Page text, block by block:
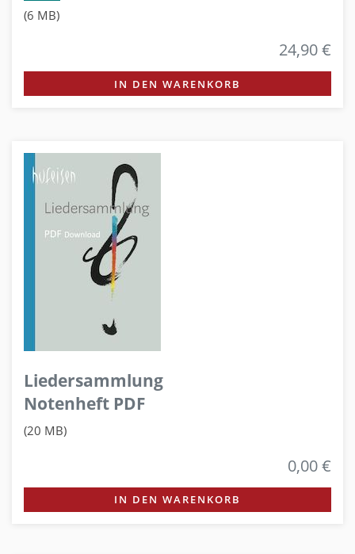
(6 MB)
24,90 €
IN DEN WARENKORB
Liedersammlung
Notenheft PDF
(20 MB)
0,00 €
IN DEN WARENKORB